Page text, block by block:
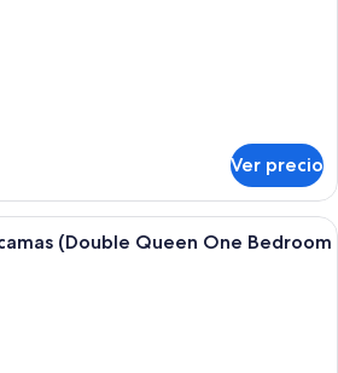
Ver precio
Una habitación de hotel con un
(Double Queen One Bedroom